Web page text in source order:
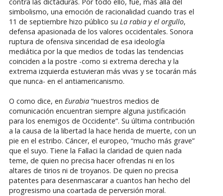
contra las dictaduras. Por todo ello, fue, más allá del
simbolismo, una emoción de racionalidad cuando tras el
11 de septiembre hizo público su La rabia y el orgullo,
defensa apasionada de los valores occidentales. Sonora
ruptura de ofensiva sinceridad de esa ideología
mediática por la que medios de todas las tendencias
coinciden a la postre -como si extrema derecha y la
extrema izquierda estuvieran más vivas y se tocarán más
que nunca- en el antiamericanismo.
O como dice, en Eurabia“nuestros medios de
comunicación encuentran siempre alguna justificación
para los enemigos de Occidente”. Su última contribución
a la causa de la libertad la hace herida de muerte, con un
pie en el estribo. Cáncer, el europeo, “mucho más grave”
que el suyo. Tiene la Fallaci la claridad de quien nada
teme, de quien no precisa hacer ofrendas ni en los
altares de tirios ni de troyanos. De quien no precisa
patentes para desenmascarar a cuantos han hecho del
progresismo una coartada de perversión moral.